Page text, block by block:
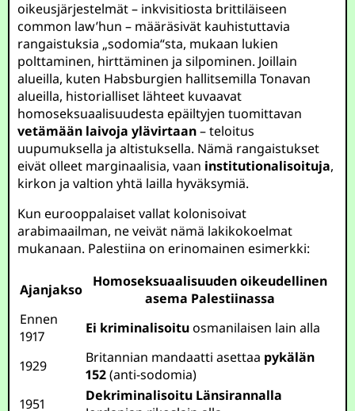
oikeusjärjestelmät – inkvisitiosta brittiläiseen
common law’hun – määräsivät kauhistuttavia
rangaistuksia „sodomia“sta, mukaan lukien
polttaminen, hirttäminen ja silpominen. Joillain
alueilla, kuten Habsburgien hallitsemilla Tonavan
alueilla, historialliset lähteet kuvaavat
homoseksuaalisuudesta epäiltyjen tuomittavan
vetämään laivoja ylävirtaan– teloitus
uupumuksella ja altistuksella. Nämä rangaistukset
eivät olleet marginaalisia, vaan institutionalisoituja,
kirkon ja valtion yhtä lailla hyväksymiä.
Kun eurooppalaiset vallat kolonisoivat
arabimaailman, ne veivät nämä lakikokoelmat
mukanaan. Palestiina on erinomainen esimerkki:
Ajanjakso
Homoseksuaalisuuden oikeudellinen
asema Palestiinassa
Ennen
1917
Ei kriminalisoituosmanilaisen lain alla
1929 Britannian mandaatti asettaa pykälän
152(anti-sodomia)
1951
Dekriminalisoitu Länsirannalla